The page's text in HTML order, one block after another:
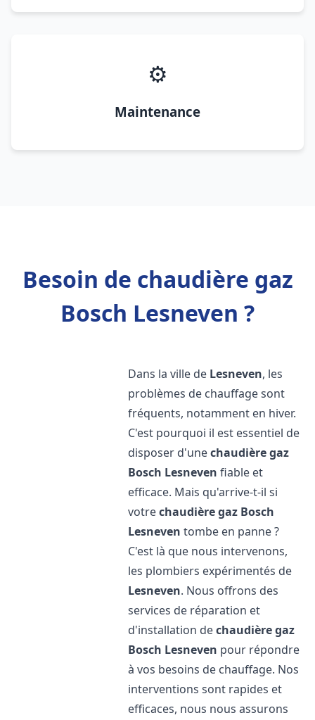
⚙️
Maintenance
Besoin de chaudière gaz
Bosch Lesneven ?
Dans la ville de Lesneven, les
problèmes de chauffage sont
fréquents, notamment en hiver.
C'est pourquoi il est essentiel de
disposer d'unechaudière gaz
Bosch Lesneven fiable et
efficace. Mais qu'arrive-t-il si
votrechaudière gaz Bosch
Lesneven tombe en panne ?
C'est là que nous intervenons,
les plombiers expérimentés de
Lesneven. Nous offrons des
services de réparation et
d'installation dechaudière gaz
Bosch Lesneven pour répondre
à vos besoins de chauffage. Nos
interventions sont rapides et
efficaces, nous nous assurons